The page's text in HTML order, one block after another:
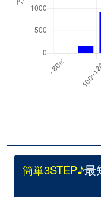
簡単3STEP♪最